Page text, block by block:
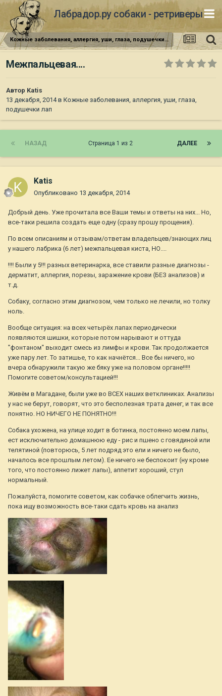
Лабрадор.ру собаки - ретриверы
Кожные заболевания, аллергия, уши, глаза, подушечки лап
Межпальцевая....
Автор Katis
13 декабря, 2014в Кожные заболевания, аллергия, уши, глаза,
подушечки лап
НАЗАД ДАЛЕЕ
Страница 1 из 2
Katis
Опубликовано 13 декабря, 2014
Добрый день. Уже прочитала все Ваши темы и ответы на них... Но,
все-таки решила создать еще одну (сразу прошу прощения).
По всем описаниям и отзывам/ответам владельцев/знающих лиц
у нашего лабрика (6 лет) межпальцевая киста, НО....
!!!! Были у 5!!! разных ветеринарка, все ставили разные диагнозы -
дерматит, аллергия, порезы, заражение крови (БЕЗ анализов) и
т.д.
Собаку, согласно этим диагнозом, чем только не лечили, но толку
ноль.
Вообще ситуация: на всех четырёх лапах периодически
появляются шишки, которые потом нарывают и оттуда
"фонтаном" выходит смесь из лимфы и крови. Так продолжается
уже пару лет. То затишье, то как начнётся... Все бы ничего, но
вчера обнаружили такую же бяку уже на половом органе!!!!!
Помогите советом/консультацией!!!
Живём в Магадане, были уже во ВСЕХ наших ветклиниках. Анализы
у нас не берут, говорят, что это бесполезная трата денег, и так все
понятно. НО НИЧЕГО НЕ ПОНЯТНО!!!
Собака ухожена, на улице ходит в ботинка, постоянно моем лапы,
ест исключительно домашнюю еду - рис и пшено с говядиной или
телятиной (повторюсь, 5 лет подряд это ели и ничего не было,
началось все прошлым летом). Ее ничего не беспокоит (ну кроме
того, что постоянно лижет лапы), аппетит хороший, стул
нормальный.
Пожалуйста, помогите советом, как собачке облегчить жизнь,
пока ищу возможность все-таки сдать кровь на анализ